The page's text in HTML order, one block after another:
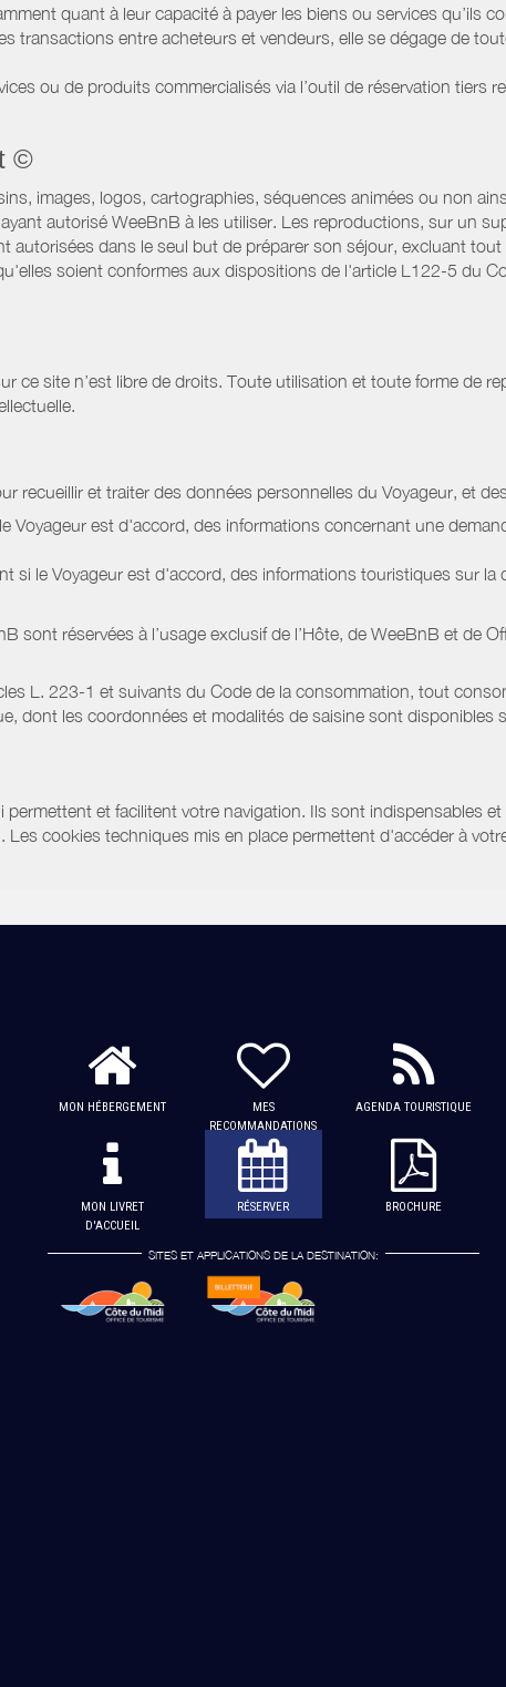
quant à leur capacité à payer les biens ou services qu’ils
transactions entre acheteurs et vendeurs, elle se dégage de
ou de produits commercialisés via l’outil de réservation tiers
©
images, logos, cartographies, séquences animées ou non
autorisé WeeBnB à les utiliser. Les reproductions, sur un
dans le seul but de préparer son séjour, excluant
soient conformes aux dispositions de l'article L122-5 du
ce site n’est libre de droits. Toute utilisation et toute forme de
recueillir et traiter des données personnelles du Voyageur, et
Voyageur est d'accord, des informations concernant une
si le Voyageur est d'accord, des informations touristiques sur
sont réservées à l’usage exclusif de l’Hôte, de WeeBnB et de
L. 223-1 et suivants du Code de la consommation, tout
dont les coordonnées et modalités de saisine sont disponibles
et facilitent votre navigation. Ils sont indispensables
Les cookies techniques mis en place permettent d'accéder à
MON HÉBERGEMENT
MES
RECOMMANDATIONS
AGENDA TOURISTIQUE
MON LIVRET
D'ACCUEIL
RÉSERVER BROCHURE
SITES ET APPLICATIONS DE LA DESTINATION: